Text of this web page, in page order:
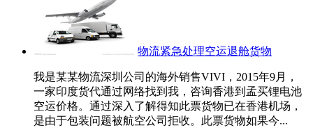
物流紧急处理空运退舱货物
我是某某物流深圳公司的海外销售VIVI，2015年9月，
一家印度货代通过网络找到我，咨询香港到孟买锂电池
空运价格。通过深入了解得知此票货物已在香港机场，
是由于包装问题被航空公司拒收。此票货物如果今...